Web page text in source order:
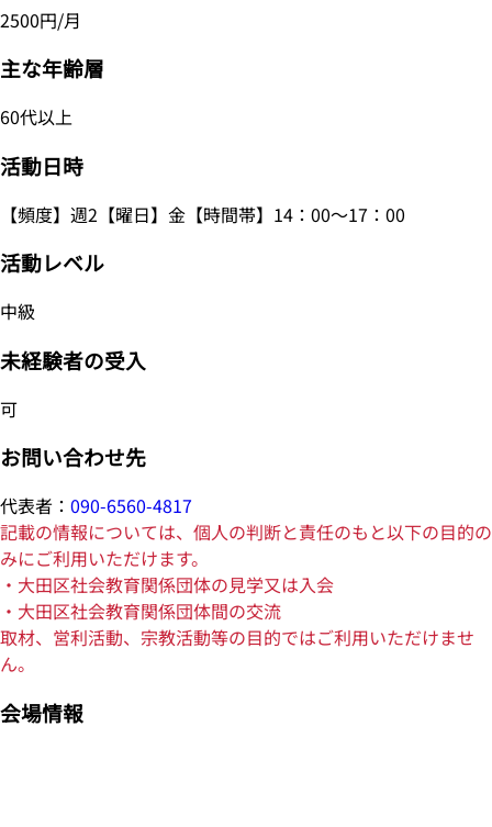
2500円/月
主な年齢層
60代以上
活動日時
【頻度】週2【曜日】金【時間帯】14：00～17：00
活動レベル
中級
未経験者の受入
可
お問い合わせ先
代表者： 090-6560-4817
記載の情報については、個人の判断と責任のもと以下の目的の
みにご利用いただけます。
・大田区社会教育関係団体の見学又は入会
・大田区社会教育関係団体間の交流
取材、営利活動、宗教活動等の目的ではご利用いただけませ
ん。
会場情報